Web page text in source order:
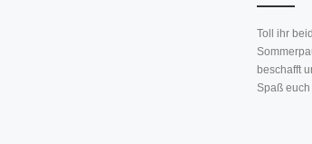
Toll ihr
beschafft
Spaß